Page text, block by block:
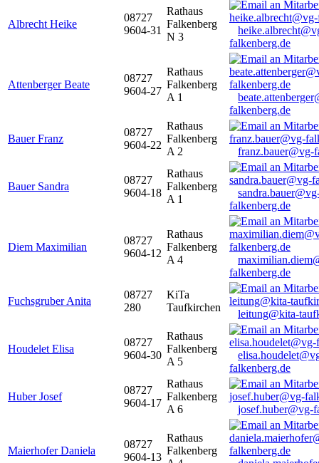
Albrecht Heike
08727
9604-31
Rathaus
Falkenberg
N 3
falkenberg.de
Attenberger Beate
08727
9604-27
Rathaus
Falkenberg
A 1
falkenberg.de
Bauer Franz
08727
9604-22
Rathaus
Falkenberg
A 2
franz.bauer@vg-
Bauer Sandra
08727
9604-18
Rathaus
Falkenberg
A 1
falkenberg.de
Diem Maximilian
08727
9604-12
Rathaus
Falkenberg
A 4
falkenberg.de
Fuchsgruber Anita
08727
280
KiTa
Taufkirchen
leitung@kita-
Houdelet Elisa
08727
9604-30
Rathaus
Falkenberg
A 5
falkenberg.de
Huber Josef
08727
9604-17
Rathaus
Falkenberg
A 6
josef.huber@vg-
Maierhofer Daniela
08727
9604-13
Rathaus
Falkenberg